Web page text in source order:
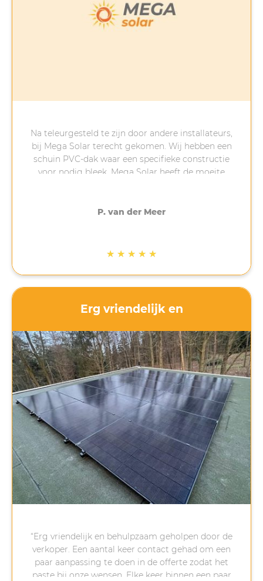
Na teleurgesteld te zijn door andere installateurs,
bij Mega Solar terecht gekomen. Wij hebben een
schuin PVC-dak waar een specifieke constructie
voor nodig bleek. Mega Solar heeft de moeite
langer dan verwacht maar uiteindelijk vorige
communicatie belangrijk. Dat heeft Mega Solar
werden snel beantwoord. Ik ben goed op de
hoogte gehouden van het proces. Als nu ook de
P. van der Meer
★ ★ ★ ★ ★
Erg vriendelijk en
“Erg vriendelijk en behulpzaam geholpen door de
verkoper. Een aantal keer contact gehad om een
paar aanpassing te doen in de offerte zodat het
paste bij onze wensen. Elke keer binnen een paar